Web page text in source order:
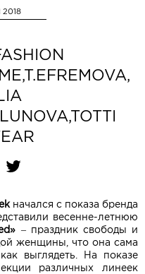
начался с показа бренда
весенне-летнюю
– праздник свободы и
женщины, что она сама
выглядеть. На показе
различных линеек